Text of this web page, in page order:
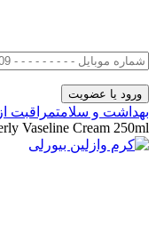
بهداشت و سلامتمراقبت
Vaseline Cream 250ml